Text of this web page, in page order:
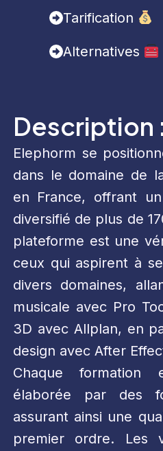
Tarification
Alternatives
Description
Elephorm se
dans le domaine de
en France, offrant
diversifié de plus de
plateforme est une
ceux qui aspirent à
divers domaines,
musicale avec Pro
3D avec Allplan, en
design avec After
Chaque formation
élaborée par des
assurant ainsi une
premier ordre. Les